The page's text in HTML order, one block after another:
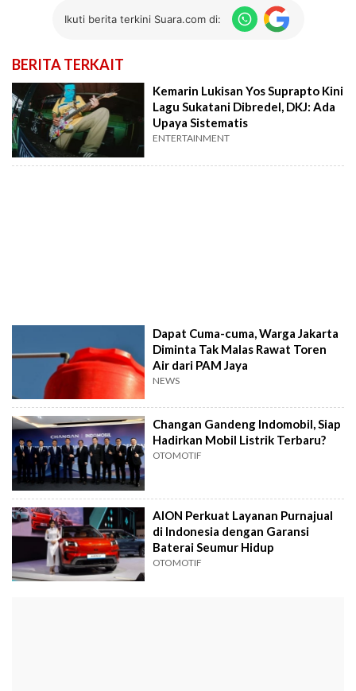
Ikuti berita terkini Suara.com di:
BERITA TERKAIT
Kemarin Lukisan Yos Suprapto Kini
Lagu Sukatani Dibredel, DKJ: Ada
Upaya Sistematis
ENTERTAINMENT
Dapat Cuma-cuma, Warga Jakarta
Diminta Tak Malas Rawat Toren
Air dari PAM Jaya
NEWS
Changan Gandeng Indomobil, Siap
Hadirkan Mobil Listrik Terbaru?
OTOMOTIF
AION Perkuat Layanan Purnajual
di Indonesia dengan Garansi
Baterai Seumur Hidup
OTOMOTIF